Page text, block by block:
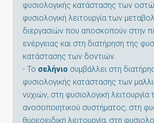
φυσιολογικής κατάστασης των
φυσιολογική λειτουργία των
διεργασιών που αποσκοπούν στην
ενέργειας και στη διατήρηση της
κατάστασης των δοντιών.
- Το σελήνιο συμβάλλει στη
φυσιολογικής κατάστασης των
νυχιών, στη φυσιολογική λειτουργία
ανοσοποιητικού συστήματος, στη
θυρεοειδική λειτουργία, στη